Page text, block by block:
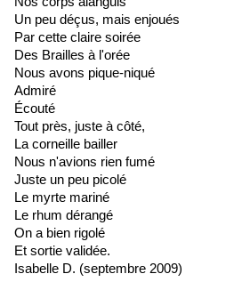
Un peu déçus, mais enjoués
Par cette claire soirée
Des Brailles à l'orée
Nous avons pique-niqué
Admiré
Écouté
Tout près, juste à côté,
La corneille bailler
Nous n'avions rien fumé
Juste un peu picolé
Le myrte mariné
Le rhum dérangé
On a bien rigolé
Et sortie validée.
Isabelle D. (septembre 2009)